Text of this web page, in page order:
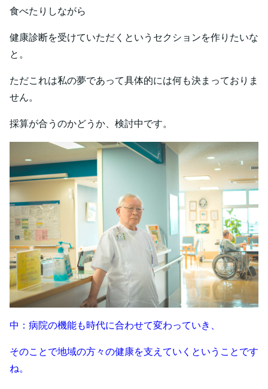
食べたりしながら
健康診断を受けていただくというセクションを作りたいな
と。
ただこれは私の夢であって具体的には何も決まっておりま
せん。
採算が合うのかどうか、検討中です。
中：病院の機能も時代に合わせて変わっていき、
そのことで地域の方々の健康を支えていくということです
ね。